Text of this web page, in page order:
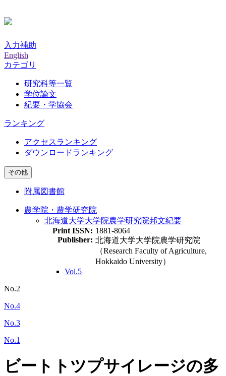
入力補助
English
カテゴリ
研究科等一覧
学位論文
紀要・学協会
ランキング
アクセスランキング
ダウンロードランキング
その他
附属図書館
農学院・農学研究院
北海道大学大学院農学研究院邦文紀要
Print ISSN: 1881-8064
Publisher: 北海道大学大学院農学研究院
（Research Faculty of Agriculture,
Hokkaido University）
Vol.5
No.2
No.4
No.3
No.1
ビートトツプサイレージの多